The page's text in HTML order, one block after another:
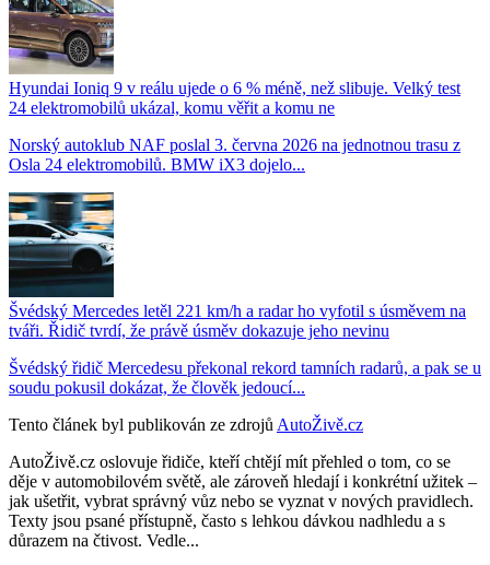
Hyundai Ioniq 9 v reálu ujede o 6 % méně, než slibuje. Velký test
24 elektromobilů ukázal, komu věřit a komu ne
Norský autoklub NAF poslal 3. června 2026 na jednotnou trasu z
Osla 24 elektromobilů. BMW iX3 dojelo...
Švédský Mercedes letěl 221 km/h a radar ho vyfotil s úsměvem na
tváři. Řidič tvrdí, že právě úsměv dokazuje jeho nevinu
Švédský řidič Mercedesu překonal rekord tamních radarů, a pak se u
soudu pokusil dokázat, že člověk jedoucí...
Tento článek byl publikován ze zdrojů AutoŽivě.cz
AutoŽivě.cz oslovuje řidiče, kteří chtějí mít přehled o tom, co se
děje v automobilovém světě, ale zároveň hledají i konkrétní užitek –
jak ušetřit, vybrat správný vůz nebo se vyznat v nových pravidlech.
Texty jsou psané přístupně, často s lehkou dávkou nadhledu a s
důrazem na čtivost. Vedle...